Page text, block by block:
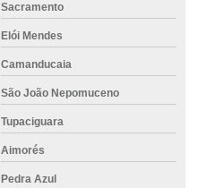
Sacramento
Elói Mendes
Camanducaia
São João Nepomuceno
Tupaciguara
Aimorés
Pedra Azul